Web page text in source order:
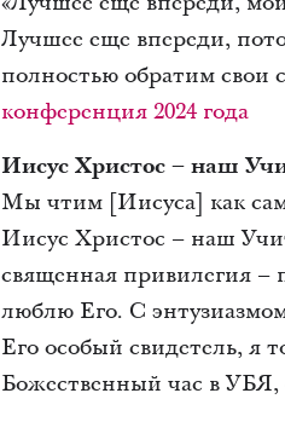
Лучшее еще впереди,
полностью обратим свои
конференция 2024 года
Иисус Христос – наш
Мы чтим [Иисуса] как
Иисус Христос – наш
священная привилегия –
люблю Его. С
Его особый свидетель, я
Божественный час в УБЯ,